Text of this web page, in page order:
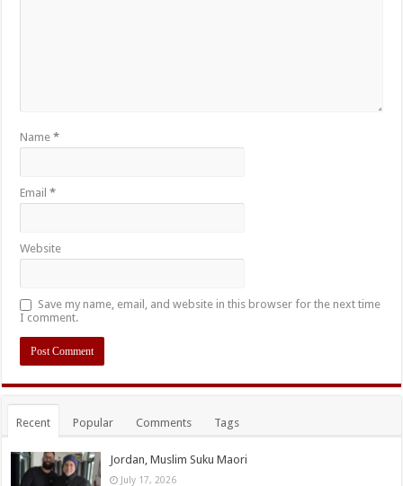
Name*
Email*
Website
Save my name, email, and website in this browser for the next time
I comment.
Recent Popular Comments Tags
Jordan, Muslim Suku Maori
July 17, 2026